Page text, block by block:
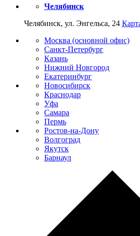
Челябинск
Челябинск, ул. Энгельса, 24
Москва (основной офис)
Санкт-Петербург
Казань
Нижний Новгород
Екатеринбург
Новосибирск
Краснодар
Уфа
Самара
Пермь
Ростов-на-Дону
Волгоград
Якутск
Барнаул